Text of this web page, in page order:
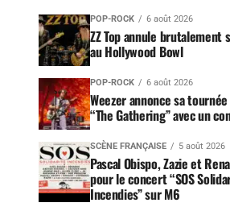
POP-ROCK 6 août 2026
ZZ Top annule brutalement
au Hollywood Bowl
POP-ROCK 6 août 2026
Weezer annonce sa
“The Gathering” avec un
SCÈNE FRANÇAISE 5 août 2026
Pascal Obispo, Zazie et
pour le concert “SOS
Incendies” sur M6